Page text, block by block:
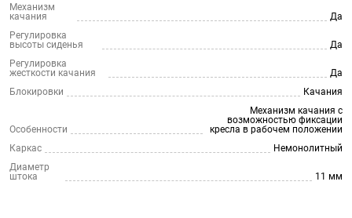
Механизм
качания
Да
Регулировка
высоты сиденья
Да
Регулировка
жесткости качания
Да
Блокировки
Качания
Особенности
Механизм качания с
возможностью фиксации
кресла в рабочем положении
Каркас
Немонолитный
Диаметр
штока
11 мм